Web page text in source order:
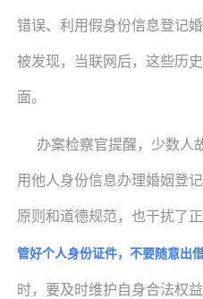
错误、利用假身份信息登记
被发现，当联网后，这些历
面。
办案检察官提醒，少数人
用他人身份信息办理婚姻登
原则和道德规范，也干扰了
管好个人身份证件，不要随意出
时，要及时维护自身合法权